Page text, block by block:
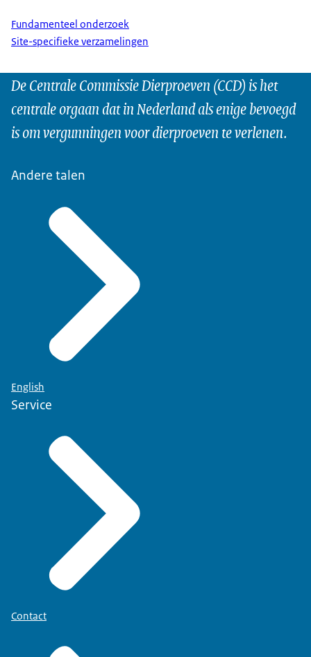
Fundamenteel onderzoek
Site-specifieke verzamelingen
De Centrale Commissie Dierproeven (CCD) is het
centrale orgaan dat in Nederland als enige bevoegd
is om vergunningen voor dierproeven te verlenen.
Andere talen
English
Service
Contact